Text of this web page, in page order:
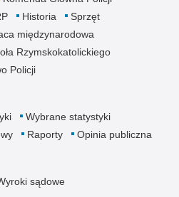
Historia
Sprzęt
międzynarodowa
Rzymskokatolickiego
Policji
Wybrane statystyki
Raporty Opinia publiczna
sądowe